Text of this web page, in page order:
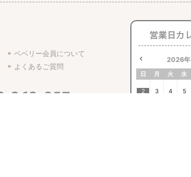
ベベリー会員について
よくあるご質問
2026年
日 月 火 水
2
3 4 5